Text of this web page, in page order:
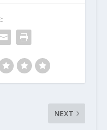
NEXT